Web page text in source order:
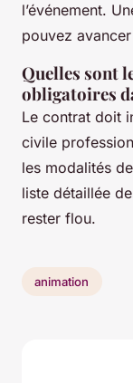
l’événement.
pouvez
Quelles sont
obligatoires
Le contrat doit
civile
les modalités
liste détaillée
rester flou.
animation